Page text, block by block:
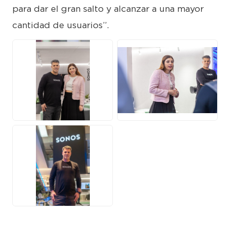
para dar el gran salto y alcanzar a una mayor
cantidad de usuarios”.
JPG JPG
JPG